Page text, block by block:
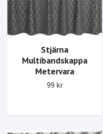
Stjärna
Multibandskappa
Metervara
99 kr